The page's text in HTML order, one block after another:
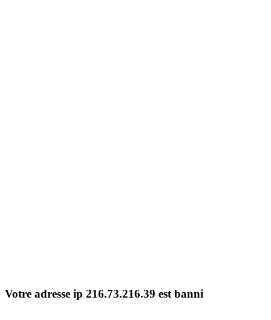
Votre adresse ip 216.73.216.39 est banni